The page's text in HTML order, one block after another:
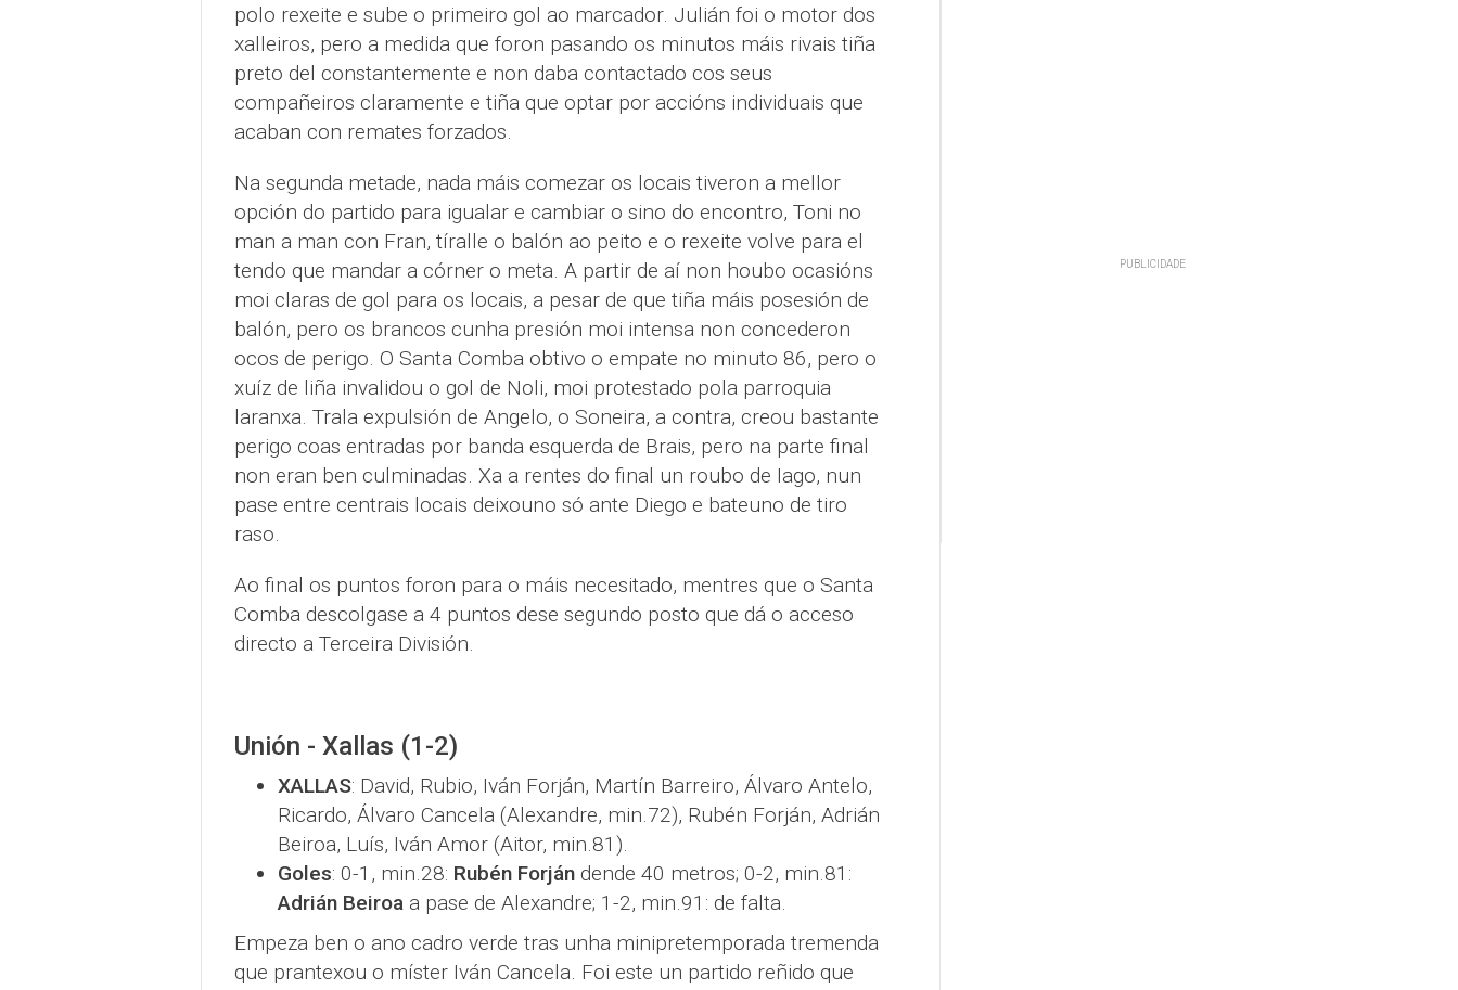
polo rexeite e sube o primeiro gol ao marcador. Julián foi o motor dos
xalleiros, pero a medida que foron pasando os minutos máis rivais tiña
preto del constantemente e non daba contactado cos seus
compañeiros claramente e tiña que optar por accións individuais que
acaban con remates forzados.
Na segunda metade, nada máis comezar os locais tiveron a mellor
opción do partido para igualar e cambiar o sino do encontro, Toni no
man a man con Fran, tíralle o balón ao peito e o rexeite volve para el
tendo que mandar a córner o meta. A partir de aí non houbo ocasións
moi claras de gol para os locais, a pesar de que tiña máis posesión de
balón, pero os brancos cunha presión moi intensa non concederon
ocos de perigo. O Santa Comba obtivo o empate no minuto 86, pero o
xuíz de liña invalidou o gol de Noli, moi protestado pola parroquia
laranxa. Trala expulsión de Angelo, o Soneira, a contra, creou bastante
perigo coas entradas por banda esquerda de Brais, pero na parte final
non eran ben culminadas. Xa a rentes do final un roubo de Iago, nun
pase entre centrais locais deixouno só ante Diego e bateuno de tiro
raso.
Ao final os puntos foron para o máis necesitado, mentres que o Santa
Comba descolgase a 4 puntos dese segundo posto que dá o acceso
directo a Terceira División.
Unión - Xallas (1-2)
XALLAS: David, Rubio, Iván Forján, Martín Barreiro, Álvaro Antelo,
Ricardo, Álvaro Cancela (Alexandre, min.72), Rubén Forján, Adrián
Beiroa, Luís, Iván Amor (Aitor, min.81).
Goles: 0-1, min.28: Rubén Forjándende 40 metros; 0-2, min.81:
Adrián Beiroaa pase de Alexandre; 1-2, min.91: de falta.
Empeza ben o ano cadro verde tras unha minipretemporada tremenda
que prantexou o míster Iván Cancela. Foi este un partido reñido que